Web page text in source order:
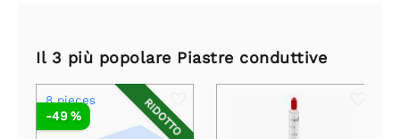
Il 3 più popolare Piastre conduttive
RIDOTTO
8 pieces
-49 %